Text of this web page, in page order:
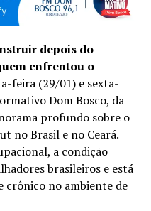
depois do
enfrentou o
feira (29/01) e sexta-
Dom Bosco, da
profundo sobre o
no Brasil e no Ceará.
a condição
brasileiros e está
crônico no ambiente de